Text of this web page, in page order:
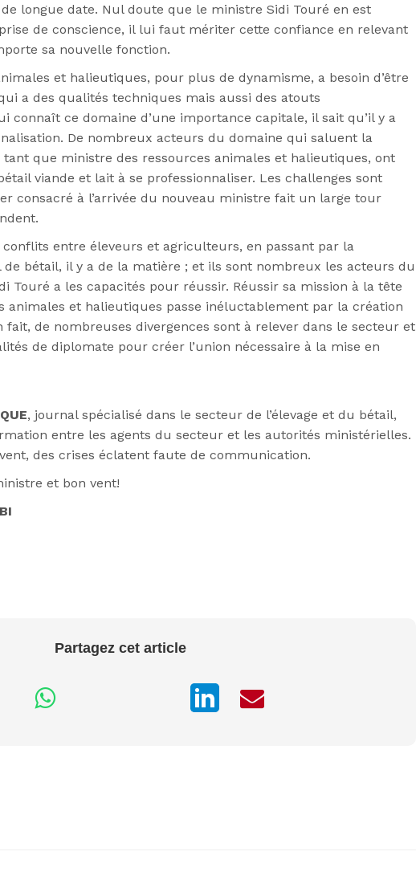
longue date. Nul doute que le ministre Sidi Touré en est
de conscience, il lui faut mériter cette confiance en relevant
sa nouvelle fonction.
et halieutiques, pour plus de dynamisme, a besoin d’être
a des qualités techniques mais aussi des atouts
connaît ce domaine d’une importance capitale, il sait qu’il y a
De nombreux acteurs du domaine qui saluent la
tant que ministre des ressources animales et halieutiques, ont
viande et lait à se professionnaliser. Les challenges sont
consacré à l’arrivée du nouveau ministre fait un large tour
conflits entre éleveurs et agriculteurs, en passant par la
de bétail, il y a de la matière ; et ils sont nombreux les acteurs du
Touré a les capacités pour réussir. Réussir sa mission à la tête
animales et halieutiques passe inéluctablement par la création
fait, de nombreuses divergences sont à relever dans le secteur et
de diplomate pour créer l’union nécessaire à la mise en
, journal spécialisé dans le secteur de l’élevage et du bétail,
entre les agents du secteur et les autorités ministérielles.
des crises éclatent faute de communication.
et bon vent!
Partagez cet article